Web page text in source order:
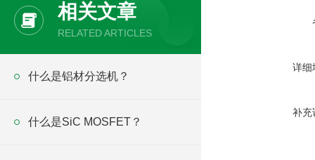
详细
补充
相关文章
RELATED ARTICLES
什么是铝材分选机？
什么是SiC MOSFET？